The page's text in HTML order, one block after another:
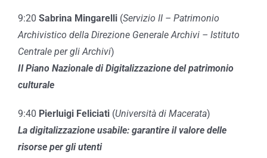
9:20 Sabrina Mingarelli(Servizio II – Patrimonio
Archivistico della Direzione Generale Archivi – Istituto
Centrale per gli Archivi)
Il Piano Nazionale di Digitalizzazione del patrimonio
culturale
9:40 Pierluigi Feliciati(Università di Macerata)
La digitalizzazione usabile: garantire il valore delle
risorse per gli utenti